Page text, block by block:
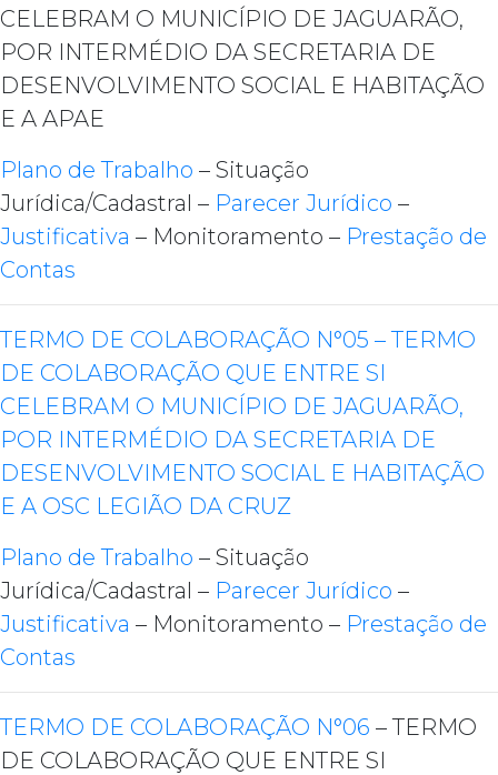
CELEBRAM O MUNICÍPIO DE JAGUARÃO,
POR INTERMÉDIO DA SECRETARIA DE
DESENVOLVIMENTO SOCIAL E HABITAÇÃO
E A APAE
Plano de Trabalho – Situação
Jurídica/Cadastral – Parecer Jurídico –
Justificativa – Monitoramento – Prestação de
Contas
TERMO DE COLABORAÇÃO N°05 – TERMO
DE COLABORAÇÃO QUE ENTRE SI
CELEBRAM O MUNICÍPIO DE JAGUARÃO,
POR INTERMÉDIO DA SECRETARIA DE
DESENVOLVIMENTO SOCIAL E HABITAÇÃO
E A OSC LEGIÃO DA CRUZ
Plano de Trabalho – Situação
Jurídica/Cadastral – Parecer Jurídico –
Justificativa – Monitoramento – Prestação de
Contas
TERMO DE COLABORAÇÃO N°06 – TERMO
DE COLABORAÇÃO QUE ENTRE SI